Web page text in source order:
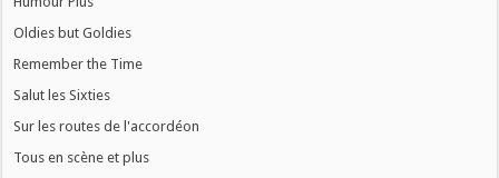
Oldies but Goldies
Remember the Time
Salut les Sixties
Sur les routes de l'accordéon
Tous en scène et plus